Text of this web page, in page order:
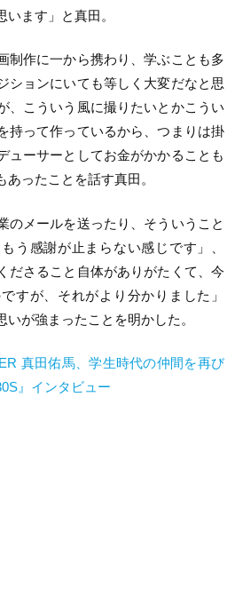
ます」と真田。
制作に一から携わり、学ぶことも多
ションにいても等しく大変だなと思
、こういう風に撮りたいとかこうい
持って作っているから、つまりは掛
ューサーとしてお金がかかることも
ったことを話す真田。
のメールを送ったり、そういうこと
う感謝が止まらない感じです」、
ださること自体がありがたくて、今
すが、それがより分かりました」
が強まったことを明かした。
真田佑馬、学生時代の仲間を再び
』インタビュー